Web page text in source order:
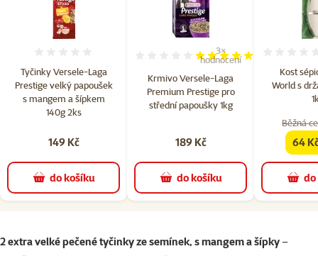
Tyčinky Versele-Laga
Prestige velký papoušek
s mangem a šípkem
140g 2ks
149 Kč
do košíku
Krmivo Versele-Laga
Premium Prestige pro
střední papoušky 1kg
Hodnocení 100%, počet
3×
hodnocení
189 Kč
do košíku
Kost
World s
Běžná
64
superzoo.product.detail.content
2 extra velké pečené tyčinkyze semínek, s mangem a šípky–